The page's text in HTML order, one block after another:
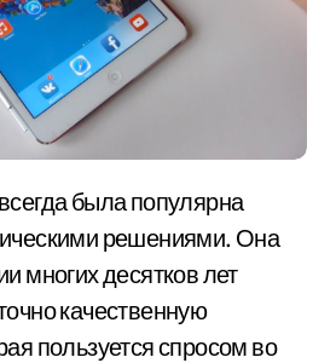
решениями. Она
многих десятков лет
качественную
пользуется спросом во